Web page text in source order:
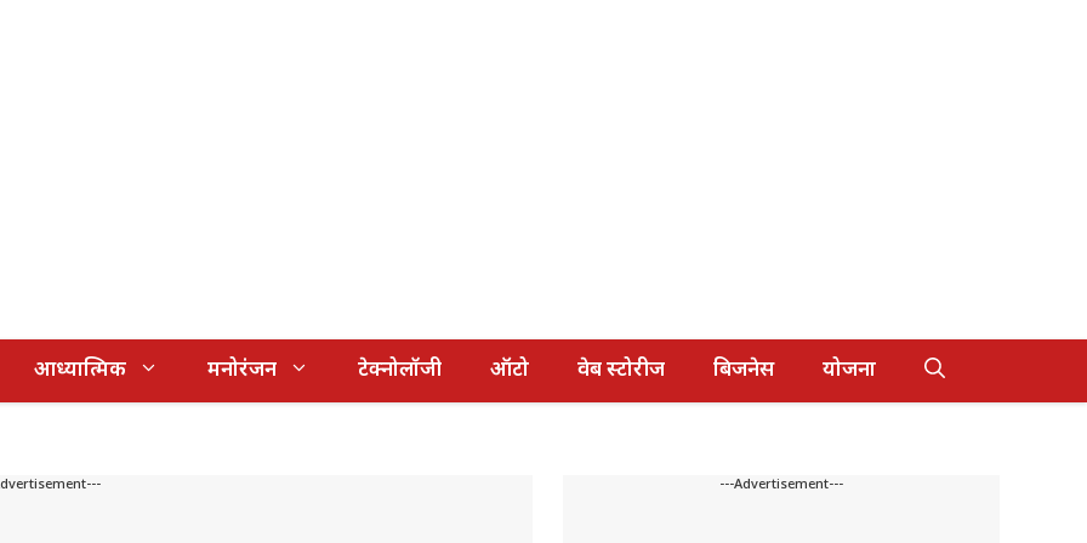
आध्यात्मिक मनोरंजन टेक्नोलॉजी ऑटो वेब स्टोरीज बिजनेस योजना
---Advertisement---